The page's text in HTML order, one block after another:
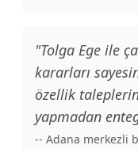
"Tolga Ege ile
kararları
özellik
yapmadan
-- Adana merkezli